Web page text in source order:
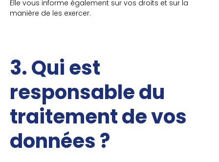
Elle vous informe également sur vos droits et sur la
manière de les exercer.
3. Qui est
responsable du
traitement de vos
données ?